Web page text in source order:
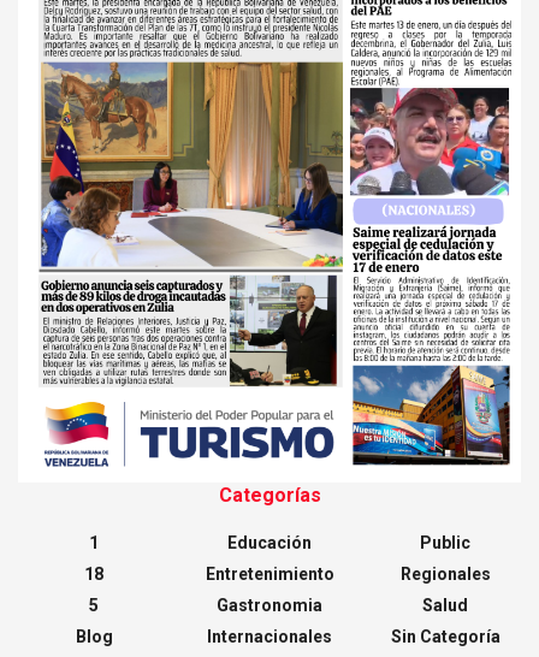
Categorías
1
18
5
Blog
Educación
Entretenimiento
Gastronomia
Internacionales
Public
Regionales
Salud
Sin Categoría